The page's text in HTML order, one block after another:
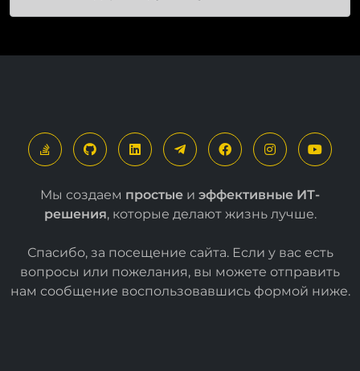
Мы создаем простыеи
эффективные ИТ-
решения
, которые делают жизнь лучше.
вопросы или пожелания, вы можете отправить